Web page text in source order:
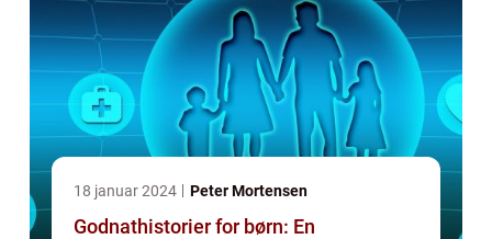
18 januar 2024 Peter Mortensen
Godnathistorier for børn: En